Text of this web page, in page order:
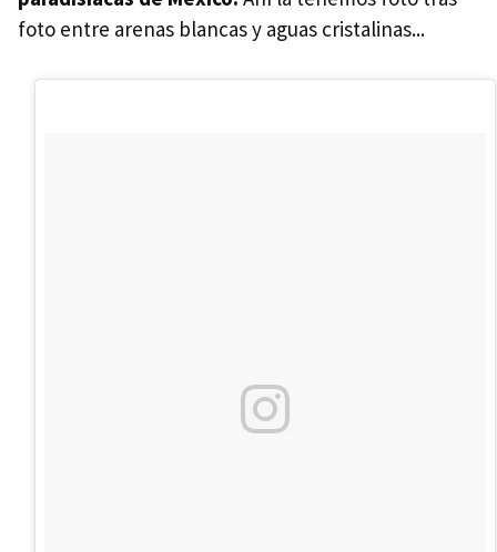
foto entre arenas blancas y aguas cristalinas...